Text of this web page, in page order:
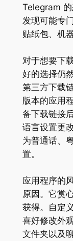
Telegram
发现可能专
贴纸包、机
对于想要下
好的选择仍
第三方下载
版本的应用
备下载链接
语言设置更
为普通话、
置。
应用程序的
原因。它赏
获得。自定
喜好修改外
文件夹以及